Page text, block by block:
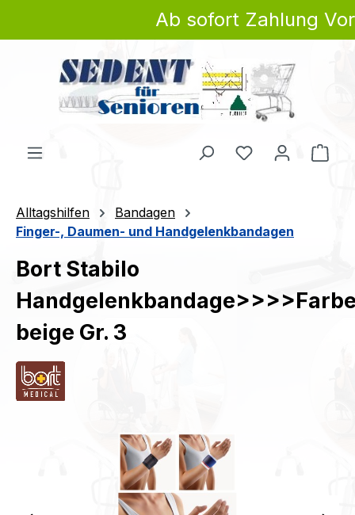
Zum Hauptinhalt springenAb sofort Zahlung
Du hast 0
Alltagshilfen
Bandagen
Finger-, Daumen- und Handgelenkbandagen
Bort Stabilo
beige Gr. 3
Bildergalerie überspringen